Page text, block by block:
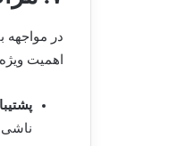
در مواجهه
اهمیت
ناشی